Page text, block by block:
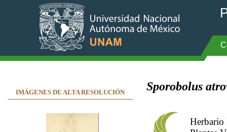
IMÁGENES DE ALTA RESOLUCIÓN Sporobolus